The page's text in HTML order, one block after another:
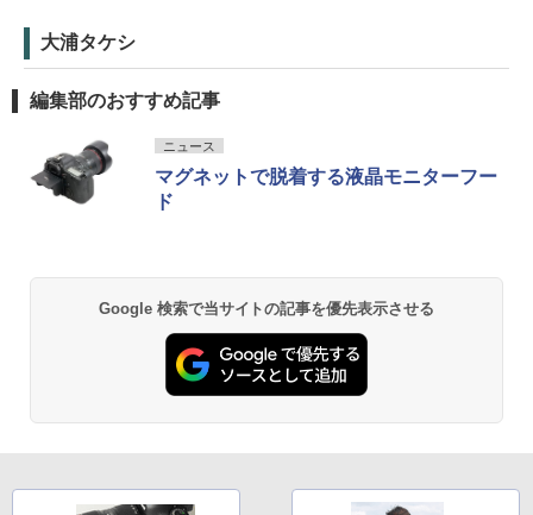
大浦タケシ
編集部のおすすめ記事
ニュース
マグネットで脱着する液晶モニターフー
ド
Google 検索で当サイトの記事を優先表示させる